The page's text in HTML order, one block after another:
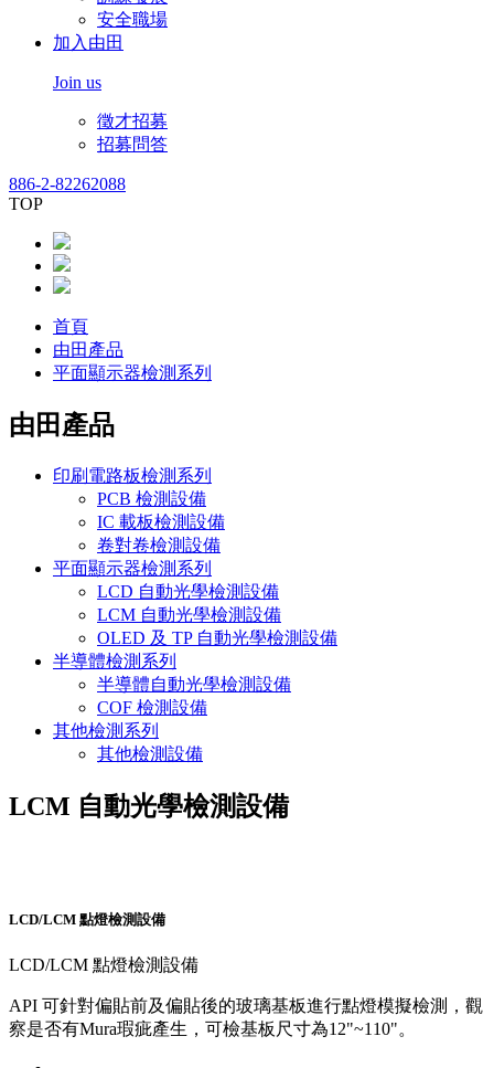
安全職場
加入由田
Join us
徵才招募
招募問答
886-2-82262088
TOP
首頁
由田產品
平面顯示器檢測系列
由田產品
印刷電路板檢測系列
PCB 檢測設備
IC 載板檢測設備
卷對卷檢測設備
平面顯示器檢測系列
LCD 自動光學檢測設備
LCM 自動光學檢測設備
OLED 及 TP 自動光學檢測設備
半導體檢測系列
半導體自動光學檢測設備
COF 檢測設備
其他檢測系列
其他檢測設備
LCM 自動光學檢測設備
LCD/LCM 點燈檢測設備
LCD/LCM 點燈檢測設備
API 可針對偏貼前及偏貼後的玻璃基板進行點燈模擬檢測，觀
察是否有Mura瑕疵產生，可檢基板尺寸為12"~110"。